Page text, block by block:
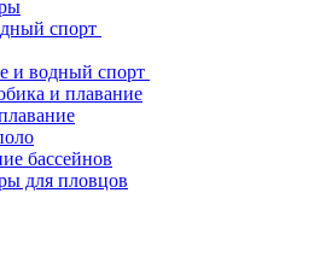
спорт
и водный спорт
и плавание
бассейнов
для пловцов